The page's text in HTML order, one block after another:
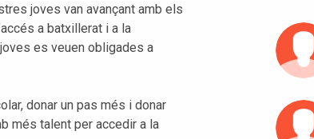
joves van avançant amb els
a batxillerat i a la
es veuen obligades a
donar un pas més i donar
més talent per accedir a la